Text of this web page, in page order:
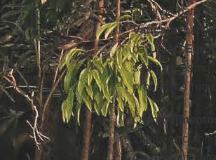
amanhã para
Vaticano
daUnião
são os
processos
Os
vários